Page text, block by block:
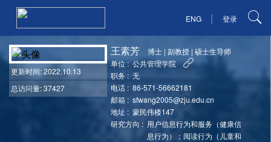
ENG | 登录
更新时间: 2022.10.13
总访问量: 37427
王素芳 博士 |副教授 |硕士生导师
单位 : 公共管理学院
职务 : 无
电话 : 86-571-56662181
邮箱 : sfwang2005@zju.edu.cn
地址 : 蒙民伟楼147
研究方向 : 用户信息行为和服务（健康信
息行为）；阅读行为（儿童和